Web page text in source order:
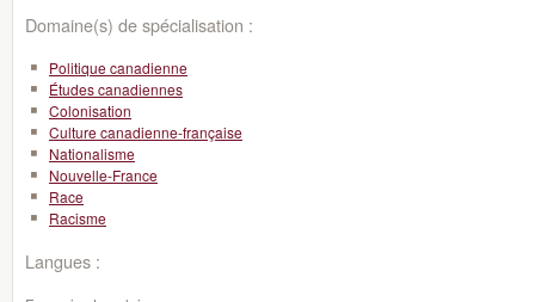
Domaine(s) de spécialisation :
Politique canadienne
Études canadiennes
Colonisation
Culture canadienne-française
Nationalisme
Nouvelle-France
Race
Racisme
Langues :